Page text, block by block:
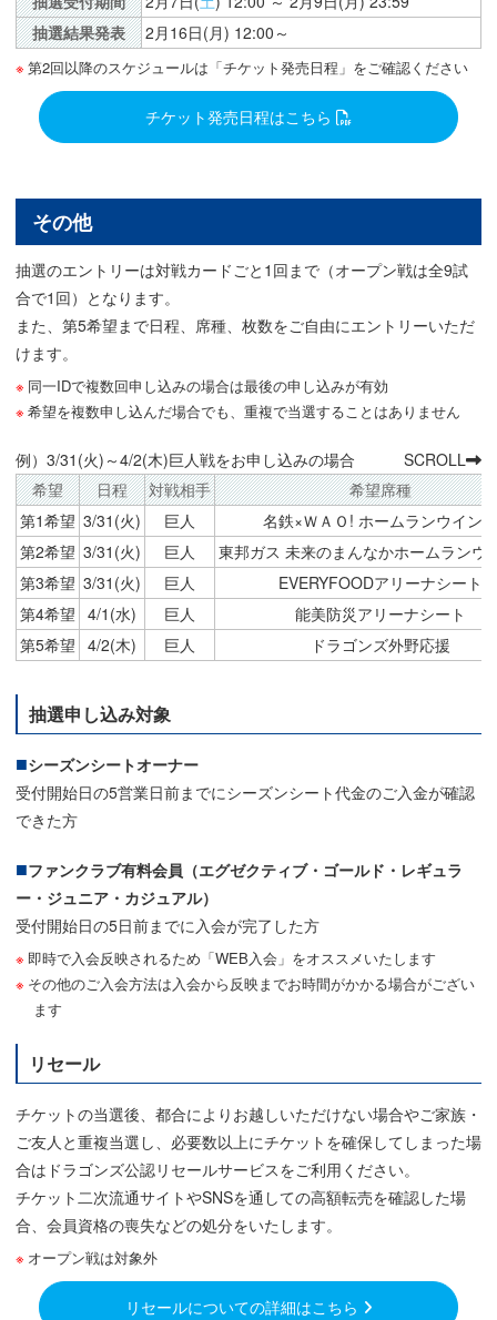
抽選結果発表
2月16日(月) 12:00～
第2回以降のスケジュールは「チケット発売日程」をご確認ください
チケット発売日程はこちら
その他
抽選のエントリーは対戦カードごと1回まで（オープン戦は全9試
合で1回）となります。
また、第5希望まで日程、席種、枚数をご自由にエントリーいただ
けます。
同一IDで複数回申し込みの場合は最後の申し込みが有効
希望を複数申し込んだ場合でも、重複で当選することはありません
例）3/31(火)～4/2(木)巨人戦をお申し込みの場合
SCROLL
希望
日程 対戦相手
希望席種
第1希望 3/31(火) 巨人
名鉄×ＷＡＯ! ホームランウイング
第2希望 3/31(火) 巨人
東邦ガス 未来のまんなかホームランウ
第3希望 3/31(火) 巨人
EVERYFOODアリーナシート
第4希望 4/1(水) 巨人
能美防災アリーナシート
第5希望 4/2(木) 巨人 ドラゴンズ外野応援
抽選申し込み対象
シーズンシートオーナー
受付開始日の5営業日前までにシーズンシート代金のご入金が確認
できた方
ファンクラブ有料会員（エグゼクティブ・ゴールド・レギュラ
ー・ジュニア・カジュアル）
受付開始日の5日前までに入会が完了した方
即時で入会反映されるため「WEB入会」をオススメいたします
その他のご入会方法は入会から反映までお時間がかかる場合がござい
ます
リセール
チケットの当選後、都合によりお越しいただけない場合やご家族・
ご友人と重複当選し、必要数以上にチケットを確保してしまった場
合はドラゴンズ公認リセールサービスをご利用ください。
チケット二次流通サイトやSNSを通しての高額転売を確認した場
合、会員資格の喪失などの処分をいたします。
オープン戦は対象外
リセールについての詳細はこちら